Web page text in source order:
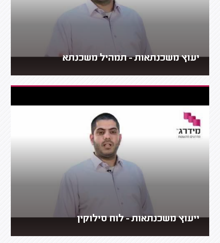
יעוץ משכנתאות - תמהיל משכנתא
ייעוץ משכנתאות - לוח סילוקין